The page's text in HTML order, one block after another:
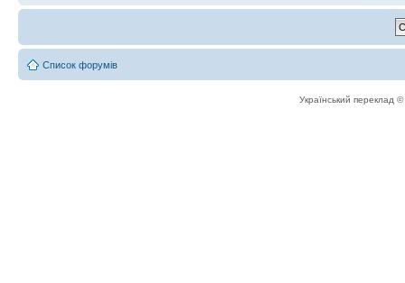
Список форумів
Український переклад